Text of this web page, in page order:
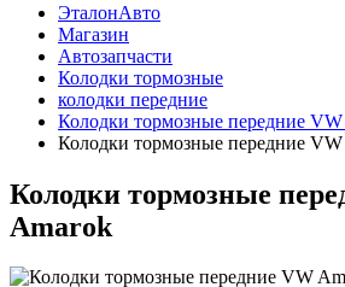
ЭталонАвто
Магазин
Автозапчасти
Колодки тормозные
колодки передние
Колодки тормозные передние
Колодки тормозные передние
Колодки тормозные
Amarok